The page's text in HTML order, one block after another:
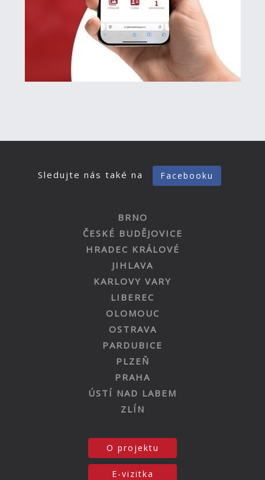
Sledujte nás také na Facebooku
BRNO
ČESKÉ BUDĚJOVICE
HRADEC KRÁLOVÉ
JIHLAVA
KARLOVY VARY
LIBEREC
OLOMOUC
OSTRAVA
PARDUBICE
PLZEŇ
PRAHA
ÚSTÍ NAD LABEM
ZLÍN
O projektu
E-vizitka